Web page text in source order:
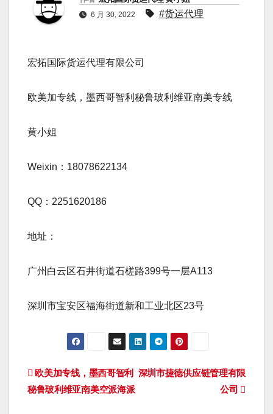
6 月 30, 2022 #货运代理
宏拓国际货运代理有限公司
欧美加专线，墨西哥智利秘鲁玻利维亚南美专线
黄小姐
Weixin：18078622134
QQ：2251620186
地址：
广州白云区石井街道石槎路399号一层A113
深圳市宝安区福海街道新和工业北区23号
文
章
深圳市捷德供应链管理有限
公司
欧美加专线，墨西哥智利
秘鲁玻利维亚南美空派海派